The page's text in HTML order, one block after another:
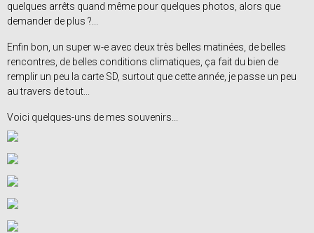
quelques arrêts quand même pour quelques photos, alors que
demander de plus ?...
Enfin bon, un super w-e avec deux très belles matinées, de belles
rencontres, de belles conditions climatiques, ça fait du bien de
remplir un peu la carte SD, surtout que cette année, je passe un peu
au travers de tout...
Voici quelques-uns de mes souvenirs...